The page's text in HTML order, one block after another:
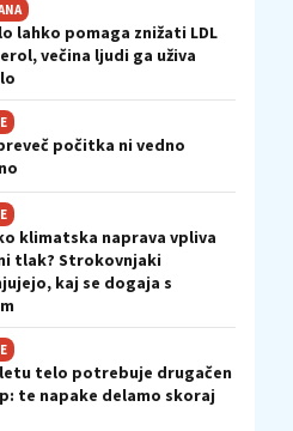
lahko pomaga znižati LDL
večina ljudi ga uživa
počitka ni vedno
klimatska naprava vpliva
tlak? Strokovnjaki
kaj se dogaja s
letu telo potrebuje drugačen
te napake delamo skoraj